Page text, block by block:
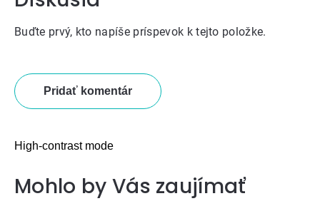
Buďte prvý, kto napíše príspevok k tejto položke.
Pridať komentár
High-contrast mode
Mohlo by Vás zaujímať